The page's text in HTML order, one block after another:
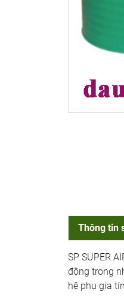
Thông tin
SP SUPER
động trong
hệ phụ gia